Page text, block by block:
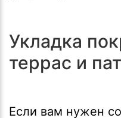
Укладка
террас и
Если вам нужен